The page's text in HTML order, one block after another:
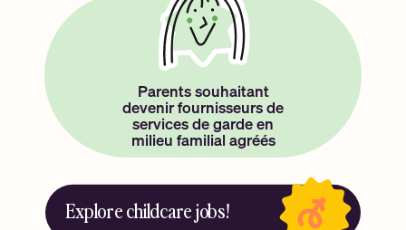
Parents souhaitant
devenir fournisseurs de
services de garde en
milieu familial agréés
Explore childcare jobs!